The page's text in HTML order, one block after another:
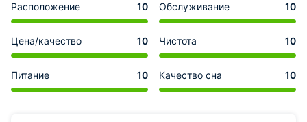
Расположение 10 Обслуживание 10
Цена/качество 10 Чистота 10
Питание 10 Качество сна 10